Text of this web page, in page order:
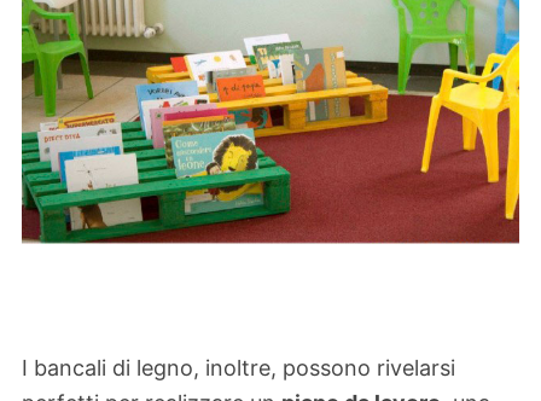
I bancali di legno, inoltre, possono rivelarsi